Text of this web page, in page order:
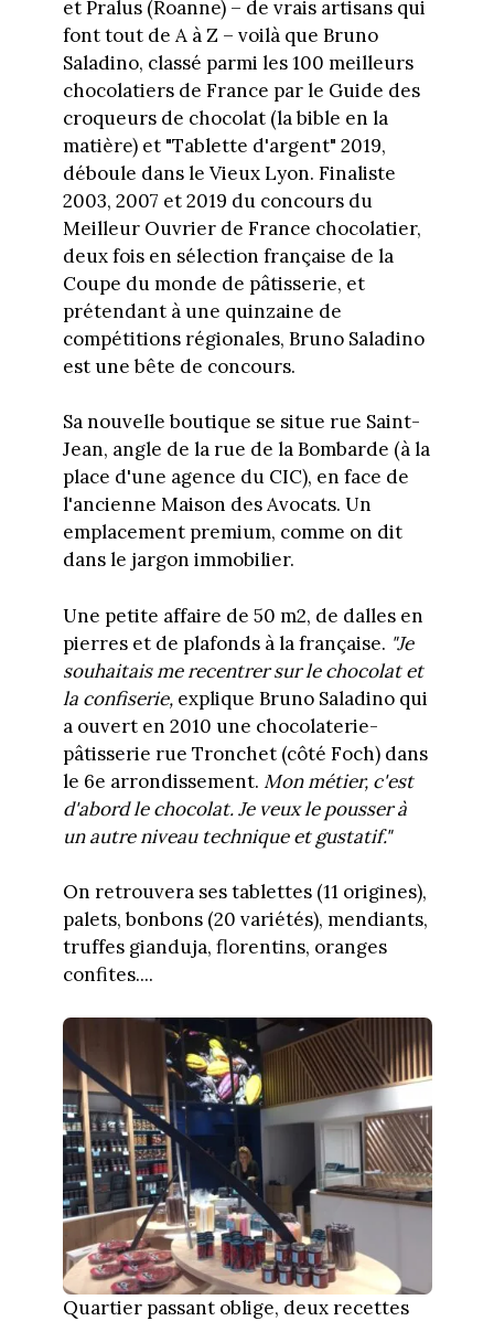
et Pralus (Roanne) – de vrais artisans qui
font tout de A à Z – voilà que Bruno
Saladino, classé parmi les 100 meilleurs
chocolatiers de France par le Guide des
croqueurs de chocolat (la bible en la
matière) et "Tablette d'argent" 2019,
déboule dans le Vieux Lyon. Finaliste
2003, 2007 et 2019 du concours du
Meilleur Ouvrier de France chocolatier,
deux fois en sélection française de la
Coupe du monde de pâtisserie, et
prétendant à une quinzaine de
compétitions régionales, Bruno Saladino
est une bête de concours.
Sa nouvelle boutique se situe rue Saint-
Jean, angle de la rue de la Bombarde (à la
place d'une agence du CIC), en face de
l'ancienne Maison des Avocats. Un
emplacement premium, comme on dit
dans le jargon immobilier.
Une petite affaire de 50 m2, de dalles en
pierres et de plafonds à la française. "Je
souhaitais me recentrer sur le chocolat et
la confiserie,explique Bruno Saladino qui
a ouvert en 2010 une chocolaterie-
pâtisserie rue Tronchet (côté Foch) dans
le 6e arrondissement. Mon métier, c'est
d'abord le chocolat. Je veux le pousser à
un autre niveau technique et gustatif."
On retrouvera ses tablettes (11 origines),
palets, bonbons (20 variétés), mendiants,
truffes gianduja, florentins, oranges
confites....
Quartier passant oblige, deux recettes